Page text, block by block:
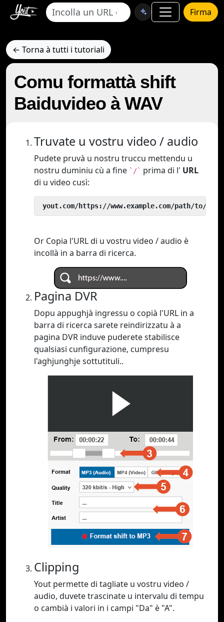
Firma
← Torna à tutti i tutoriali
Comu formattà shift
Baiduvideo à WAV
Truvate u vostru video / audio
Pudete pruvà u nostru truccu mettendu u
nostru duminiu cù a fine `/` prima di l' URL
di u video cusì:
yout.com/https://www.example.com/path/to/
Or Copia l'URL di u vostru video / audio è
incollà in a barra di ricerca.
Pagina DVR
Dopu appughjà ingressu o copià l'URL in a
barra di ricerca sarete reindirizzatu à a
pagina DVR induve puderete stabilisce
qualsiasi cunfigurazione, cumpresu
l'aghjunghje sottutituli..
Clipping
Yout permette di tagliate u vostru video /
audio, duvete trascinate u intervalu di tempu
o cambià i valori in i campi "Da" è "A".